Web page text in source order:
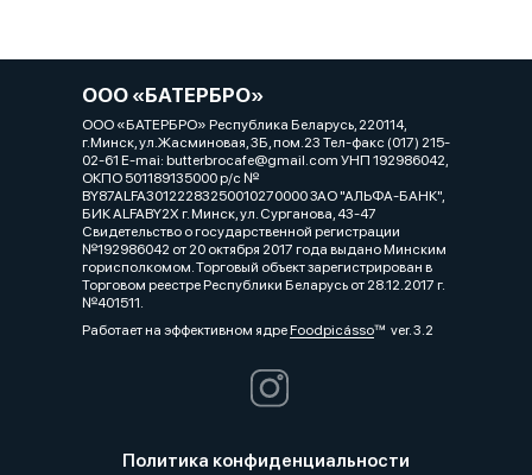
ООО «БАТЕРБРО»
ООО «БАТЕРБРО» Республика Беларусь, 220114,
г.Минск, ул.Жасминовая, 3Б, пом.23 Тел-факс (017) 215-
02-61 E-mai: butterbrocafe@gmail.com УНП 192986042,
ОКПО 501189135000 р/с №
BY87ALFA30122283250010270000 ЗАО "АЛЬФА-БАНК",
БИК ALFABY2X г. Минск, ул. Сурганова, 43-47
Свидетельство о государственной регистрации
№192986042 от 20 октября 2017 года выдано Минским
горисполкомом. Торговый объект зарегистрирован в
Торговом реестре Республики Беларусь от 28.12.2017 г.
№401511.
Работает на эффективном ядреFoodpicássover. 3.2
Политика конфиденциальности